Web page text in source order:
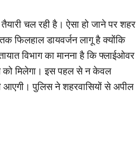
चल रही है। ऐसा हो जाने पर शहर
फिलहाल डायवर्जन लागू है क्योंकि
विभाग का मानना है कि फ्लाईओवर
को मिलेगा। इस पहल से न केवल
आएगी। पुलिस ने शहरवासियों से अपील